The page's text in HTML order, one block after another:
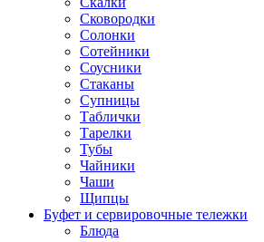
Сковородки
Солонки
Сотейники
Соусники
Стаканы
Супницы
Таблички
Тарелки
Тубы
Чайники
Чаши
Щипцы
Буфет и сервировочные тележки
Блюда